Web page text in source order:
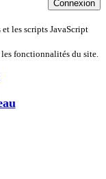
les scripts JavaScript
fonctionnalités du site.